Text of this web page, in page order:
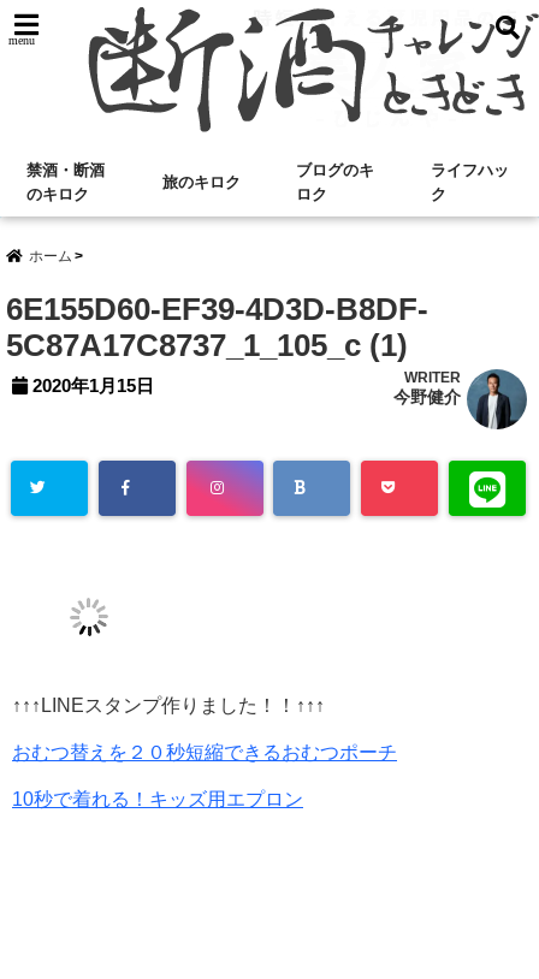
menu
禁酒・断酒
のキロク
旅のキロク
ブログのキ
ロク
ライフハッ
ク
ホーム
6E155D60-EF39-4D3D-B8DF-
5C87A17C8737_1_105_c (1)
2020年1月15日 WRITER
今野健介
↑↑↑LINEスタンプ作りました！！↑↑↑
おむつ替えを２０秒短縮できるおむつポーチ
10秒で着れる！キッズ用エプロン